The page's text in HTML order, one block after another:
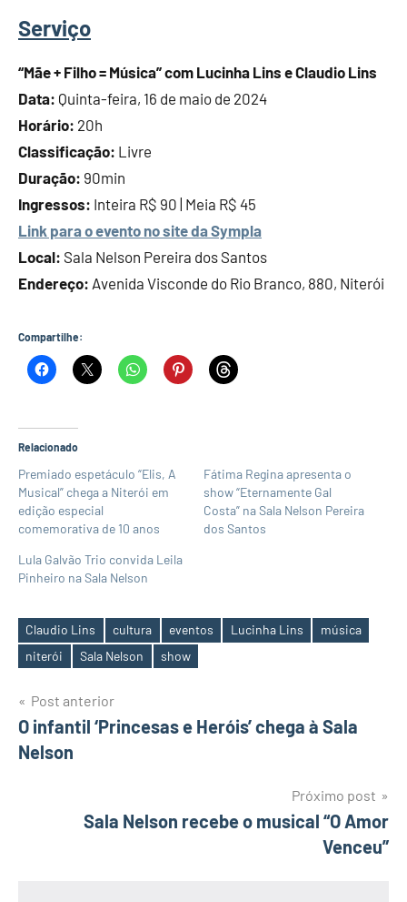
Serviço
“Mãe + Filho = Música” com Lucinha Lins e Claudio Lins
Data: Quinta-feira, 16 de maio de 2024
Horário: 20h
Classificação: Livre
Duração: 90min
Ingressos: Inteira R$ 90 | Meia R$ 45
Link para o evento no site da Sympla
Local: Sala Nelson Pereira dos Santos
Endereço: Avenida Visconde do Rio Branco, 880, Niterói
Compartilhe:
Relacionado
Premiado espetáculo “Elis, A
Musical” chega a Niterói em
edição especial
comemorativa de 10 anos
Fátima Regina apresenta o
show “Eternamente Gal
Costa” na Sala Nelson Pereira
dos Santos
Lula Galvão Trio convida Leila
Pinheiro na Sala Nelson
Tags
Claudio Lins cultura eventos Lucinha Lins
música
niterói
Sala Nelson show
Navegação
de
Post anterior
O infantil ‘Princesas e Heróis’ chega à Sala
Nelson
Próximo post
Sala Nelson recebe o musical “O Amor
Venceu”